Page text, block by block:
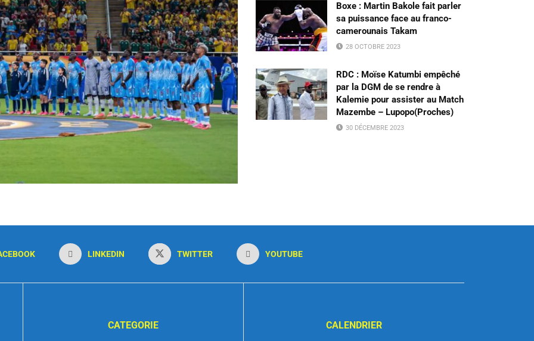
Boxe : Martin Bakole fait parler
sa puissance face au franco-
camerounais Takam
28 OCTOBRE 2023
RDC : Moïse Katumbi empêché
par la DGM de se rendre à
Kalemie pour assister au Match
Mazembe – Lupopo(Proches)
30 DÉCEMBRE 2023
LINKEDIN TWITTER YOUTUBE
CATEGORIE CALENDRIER